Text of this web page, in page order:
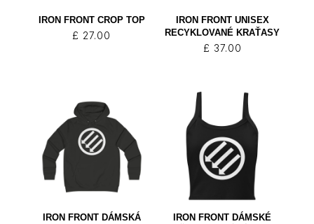
IRON FRONT CROP TOP
£ 27.00
IRON FRONT UNISEX
RECYKLOVANÉ KRAŤASY
£ 37.00
IRON FRONT DÁMSKÁ
IRON FRONT DÁMSKÉ